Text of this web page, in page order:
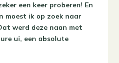
een keer proberen! En
moest ik op zoek naar
werd deze naan met
ui, een absolute